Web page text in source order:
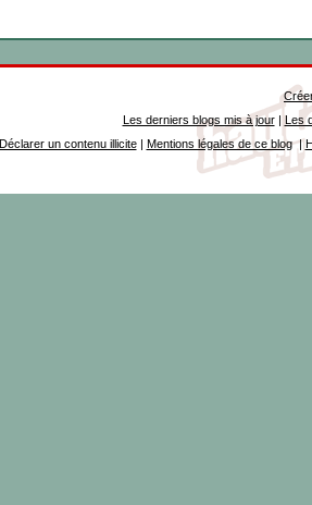
Les derniers blogs mis à jour|
Les
Déclarer un contenu illicite| Mentions légales de ce blog|